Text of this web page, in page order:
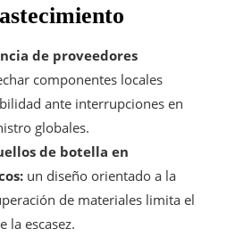
de proveedores
componentes locales
ante interrupciones en
globales.
de botella en
un diseño orientado a la
de materiales limita el
la escasez.